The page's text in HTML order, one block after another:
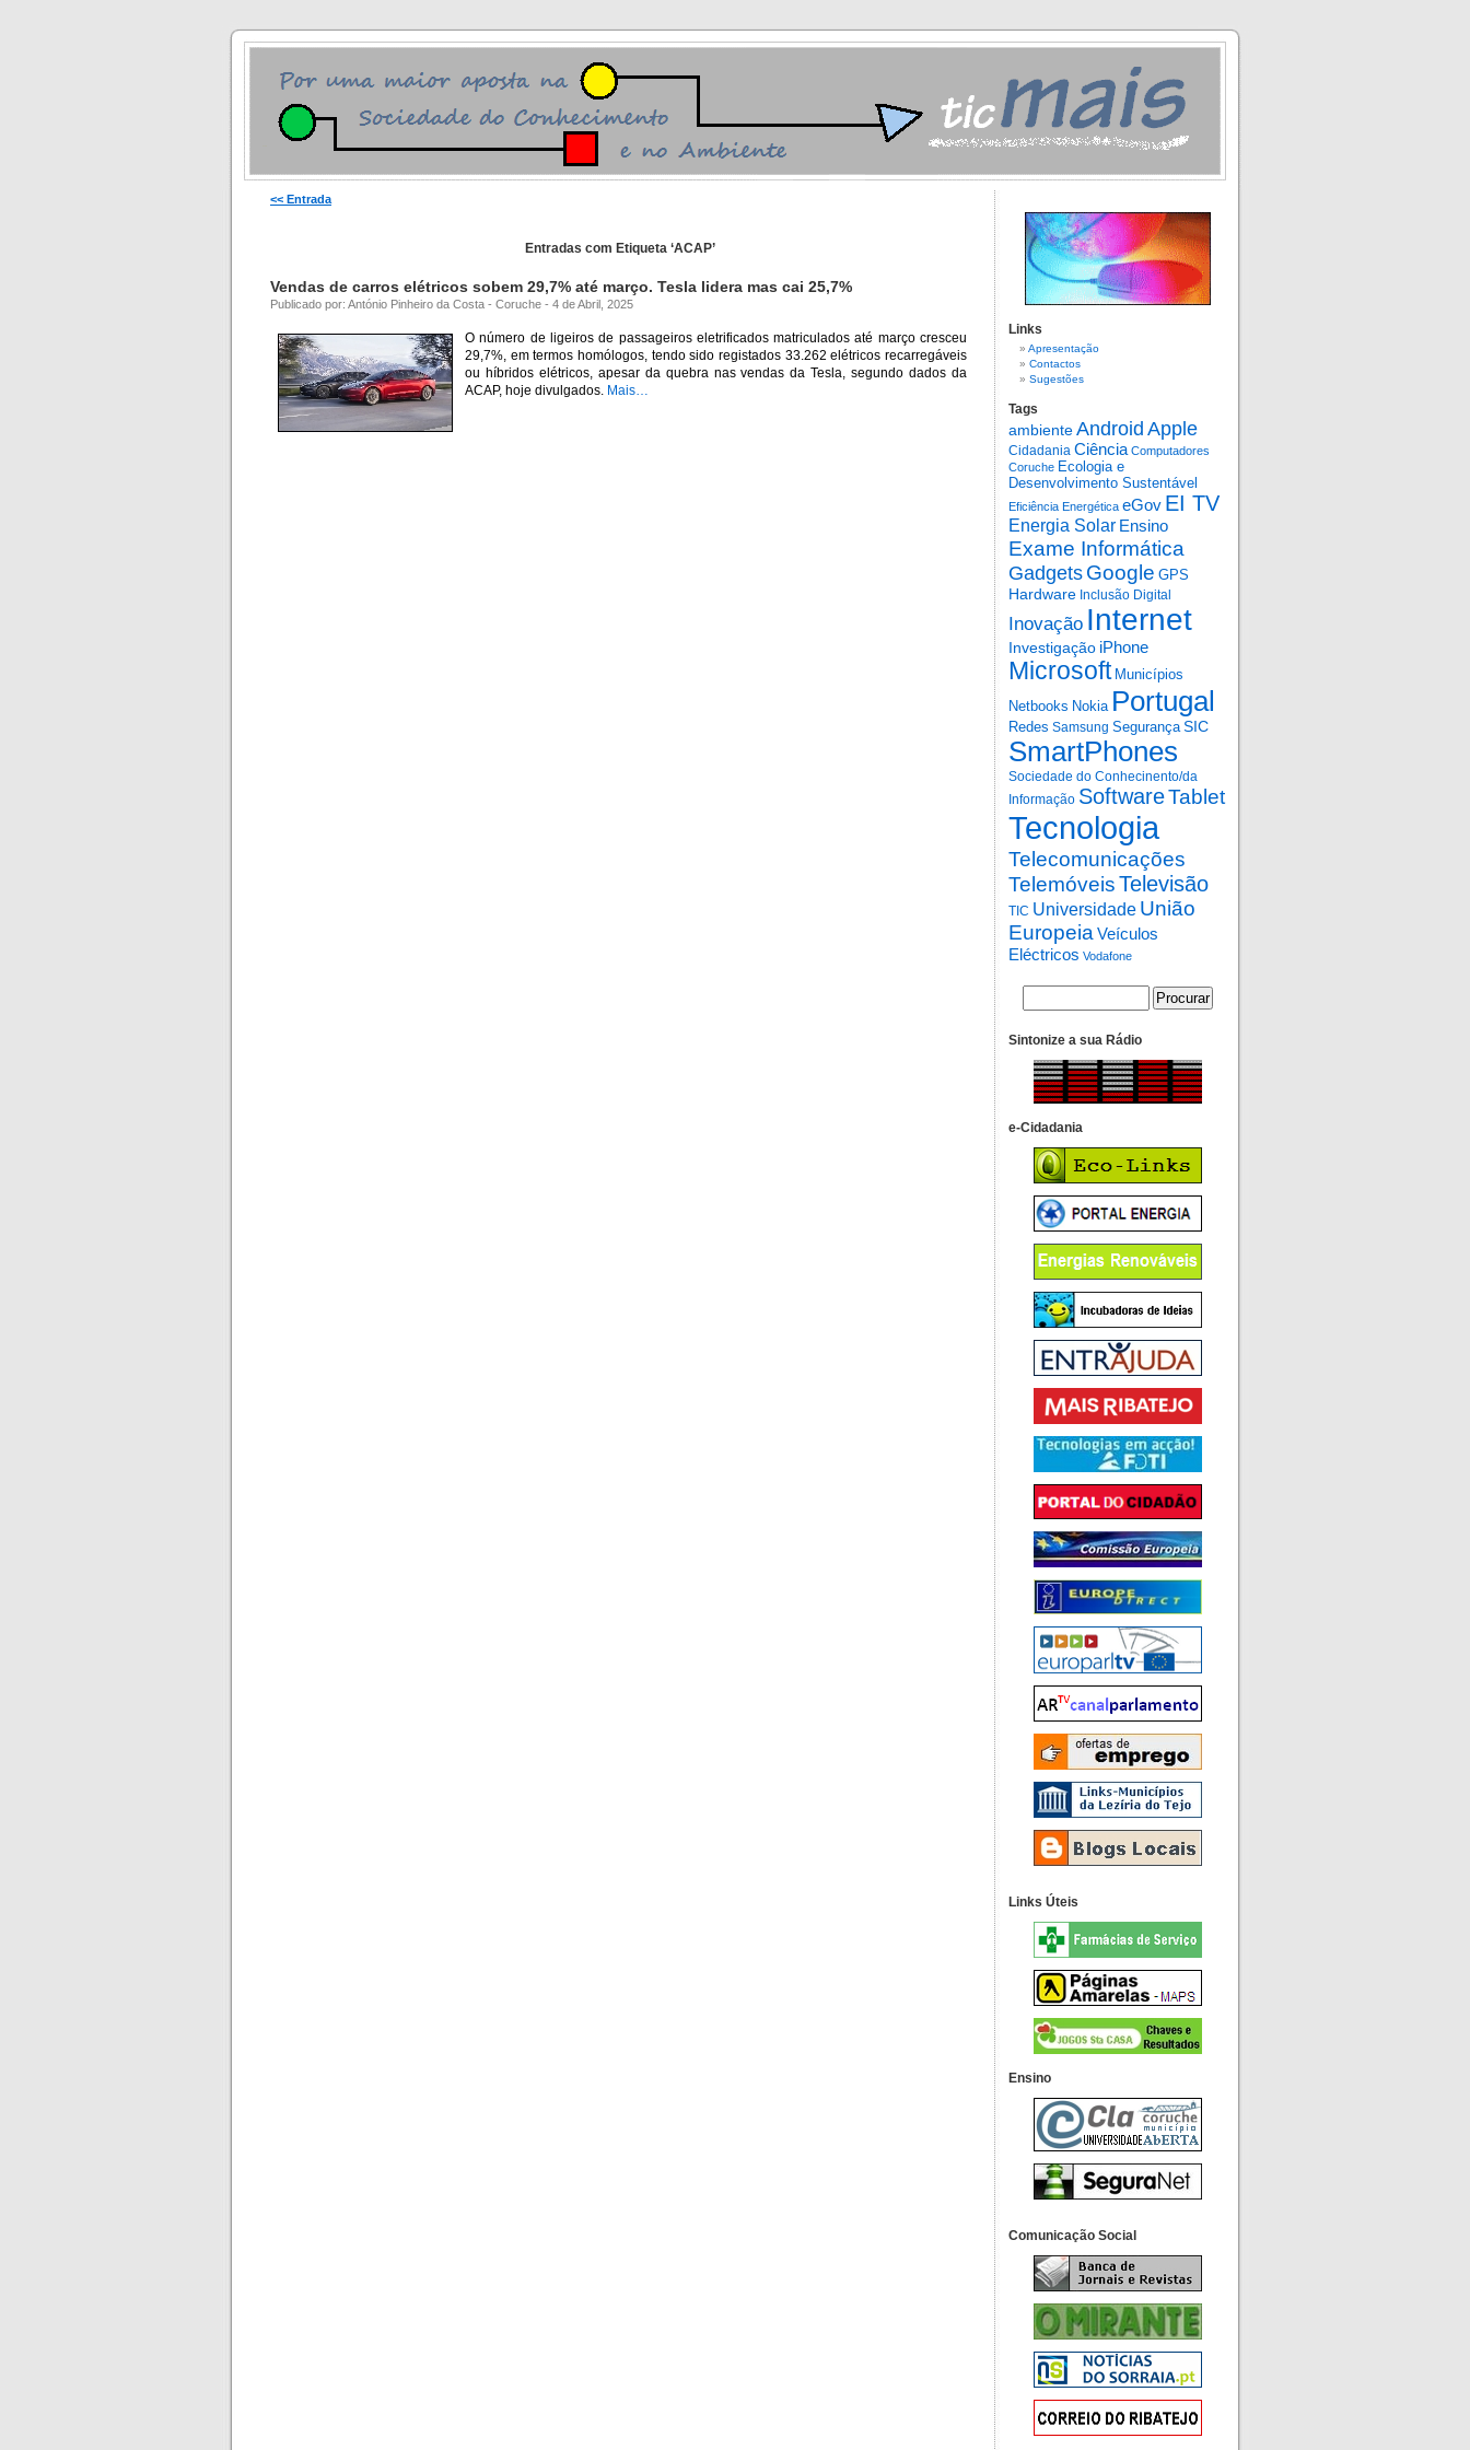
<< Entrada
Entradas com Etiqueta ‘ACAP’
Vendas de carros elétricos sobem 29,7% até março. Tesla lidera mas cai 25,7%
Publicado por: António Pinheiro da Costa - Coruche - 4 de Abril, 2025
O número de ligeiros de passageiros eletrificados matriculados até março cresceu
29,7%, em termos homólogos, tendo sido registados 33.262 elétricos recarregáveis
ou híbridos elétricos, apesar da quebra nas vendas da Tesla, segundo dados da
ACAP, hoje divulgados. Mais…
Links
Apresentação
Contactos
Sugestões
Tags
ambienteAndroid Apple
Cidadania Ciência Computadores
Coruche Ecologia e
Desenvolvimento Sustentável
Eficiência Energética eGov EI TV
Energia Solar Ensino
Exame Informática
Gadgets Google GPS
Hardware Inclusão Digital
Inovação Internet
Investigação iPhone
Microsoft Municípios
Netbooks Nokia Portugal
Redes Samsung Segurança SIC
SmartPhones
Sociedade do Conhecinento/da
Informação SoftwareTablet
Tecnologia
Telecomunicações
TelemóveisTelevisão
TIC Universidade União
Europeia Veículos
Eléctricos Vodafone
Sintonize a sua Rádio
e-Cidadania
Links Úteis
Ensino
Comunicação Social